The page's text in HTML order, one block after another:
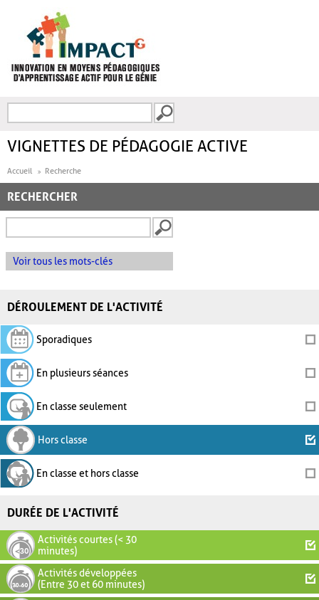
FORMULAIRE DE
VIGNETTES DE PÉDAGOGIE ACTIVE
Accueil Recherche
RECHERCHER
Voir tous les mots-clés
DÉROULEMENT DE L'ACTIVITÉ
Sporadiques
En plusieurs séances
En classe seulement
Hors classe
En classe et hors classe
DURÉE DE L'ACTIVITÉ
Activités courtes (< 30
minutes)
Activités développées
(Entre 30 et 60 minutes)